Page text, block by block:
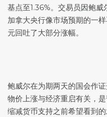
基点至1.36%。交易员因鲍威
加拿大央行像市场预期的一
元回吐了大部分涨幅。
鲍威尔在为期两天的国会作
物价上涨与经济重启有关，
缩减货币支持之前希望看到的